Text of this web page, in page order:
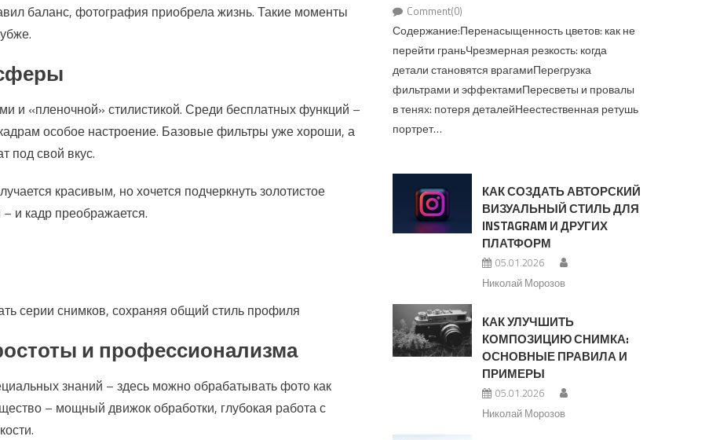
баланс, фотография приобрела жизнь. Такие моменты
и «пленочной» стилистикой. Среди бесплатных функций –
особое настроение. Базовые фильтры уже хороши, а
под свой вкус.
красивым, но хочется подчеркнуть золотистое
и кадр преображается.
серии снимков, сохраняя общий стиль профиля
и профессионализма
знаний – здесь можно обрабатывать фото как
– мощный движок обработки, глубокая работа с
Comment(0)
Содержание:Перенасыщенность цветов: как не
перейти граньЧрезмерная резкость: когда
детали становятся врагамиПерегрузка
фильтрами и эффектамиПересветы и провалы
в тенях: потеря деталейНеестественная ретушь
портрет…
КАК СОЗДАТЬ АВТОРСКИЙ
ВИЗУАЛЬНЫЙ СТИЛЬ ДЛЯ
INSTAGRAM И ДРУГИХ
ПЛАТФОРМ
05.01.2026
Николай Морозов
КАК УЛУЧШИТЬ
КОМПОЗИЦИЮ СНИМКА:
ОСНОВНЫЕ ПРАВИЛА И
ПРИМЕРЫ
05.01.2026
Николай Морозов